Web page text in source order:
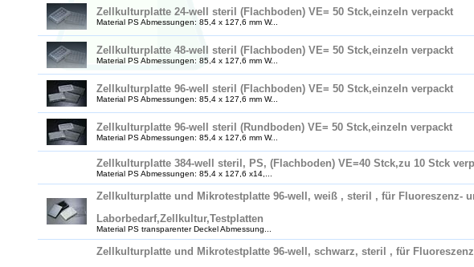
Zellkulturplatte 24-well steril (Flachboden) VE= 50 Stck,einzeln verpackt
Material PS Abmessungen: 85,4 x 127,6 mm W...
Zellkulturplatte 48-well steril (Flachboden) VE= 50 Stck,einzeln verpackt
Material PS Abmessungen: 85,4 x 127,6 mm W...
Zellkulturplatte 96-well steril (Flachboden) VE= 50 Stck,einzeln verpackt
Material PS Abmessungen: 85,4 x 127,6 mm W...
Zellkulturplatte 96-well steril (Rundboden) VE= 50 Stck,einzeln verpackt
Material PS Abmessungen: 85,4 x 127,6 mm W...
Zellkulturplatte 384-well steril, PS, (Flachboden) VE=40 Stck,zu 10 Stck
Material PS Abmessungen: 85,4 x 127,6 x14,...
Zellkulturplatte und Mikrotestplatte 96-well, weiß , steril , für Fluoreszenz-
Laborbedarf,Zellkultur,Testplatten
Material PS transparenter Deckel Abmessung...
Zellkulturplatte und Mikrotestplatte 96-well, schwarz, steril , für